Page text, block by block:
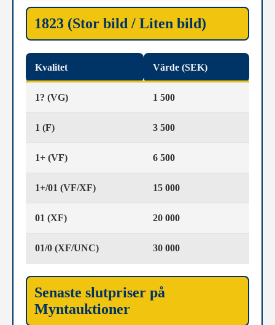
1823 (Stor bild / Liten bild)
Kvalitet Värde (SEK)
1? (VG) 1 500
1 (F) 3 500
1+ (VF) 6 500
1+/01 (VF/XF) 15 000
01 (XF) 20 000
01/0 (XF/UNC) 30 000
Senaste slutpriser på
Myntauktioner